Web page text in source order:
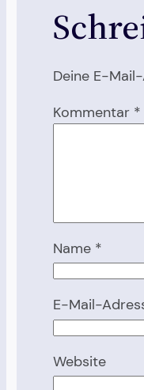
Deine E-
Kommentar *
Name *
E-Mail-
Website